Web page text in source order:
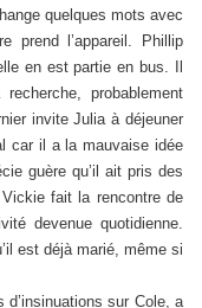
quelques mots avec
prend l’appareil. Phillip
en est partie en bus. Il
probablement
invite Julia à déjeuner
car il a la mauvaise idée
guère qu’il ait pris des
fait la rencontre de
devenue quotidienne.
est déjà marié, même si
sur Cole, a